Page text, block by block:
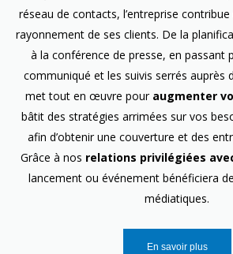
réseau de contacts, l’entreprise
rayonnement de ses clients. De la
à la conférence de presse, en passant
communiqué et les suivis serrés auprès
met tout en œuvre pour augmenter
bâtit des stratégies arrimées sur vos
afin d’obtenir une couverture et des
Grâce à nos relations privilégiées
lancement ou événement bénéficiera
médiatiques.
En savoir plus